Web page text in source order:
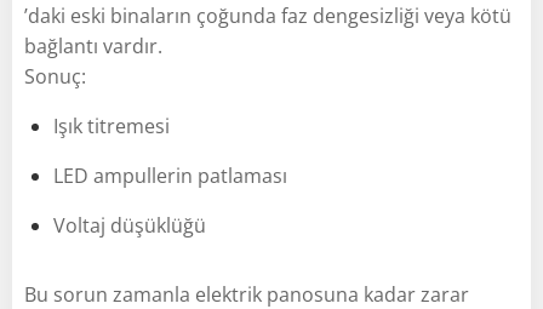
’daki eski binaların çoğunda faz dengesizliği veya kötü
bağlantı vardır.
Sonuç:
Işık titremesi
LED ampullerin patlaması
Voltaj düşüklüğü
Bu sorun zamanla elektrik panosuna kadar zarar